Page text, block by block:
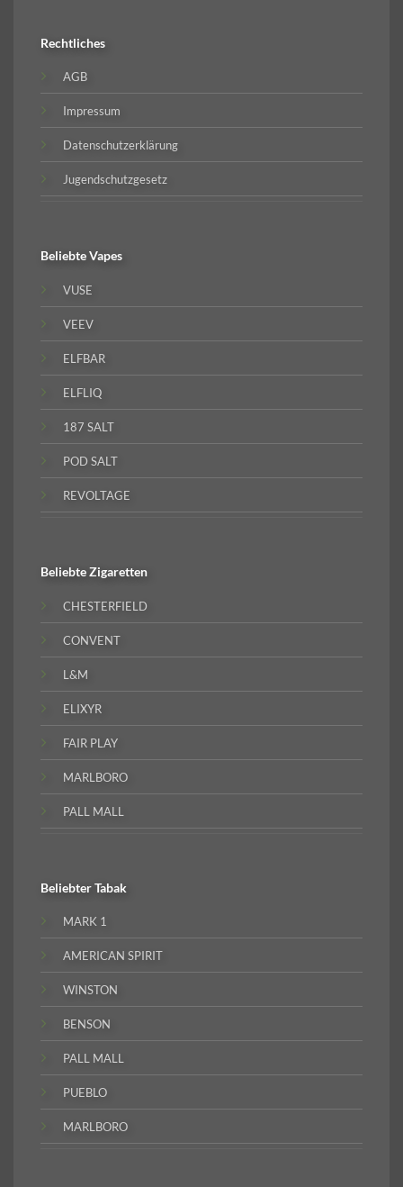
Rechtliches
AGB
Impressum
Datenschutzerklärung
Jugendschutzgesetz
BeliebteVapes
VUSE
VEEV
ELFBAR
ELFLIQ
187 SALT
POD SALT
REVOLTAGE
BeliebteZigaretten
CHESTERFIELD
CONVENT
L&M
ELIXYR
FAIR PLAY
MARLBORO
PALL MALL
BeliebterTabak
MARK 1
AMERICAN SPIRIT
WINSTON
BENSON
PALL MALL
PUEBLO
MARLBORO